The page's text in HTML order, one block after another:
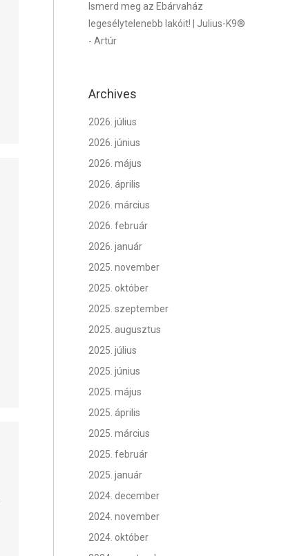
Ismerd meg az Ebárvaház
legesélytelenebb lakóit! | Julius-K9®
- Artúr
Archives
2026. július
2026. június
2026. május
2026. április
2026. március
2026. február
2026. január
2025. november
2025. október
2025. szeptember
2025. augusztus
2025. július
2025. június
2025. május
2025. április
2025. március
2025. február
2025. január
2024. december
2024. november
2024. október